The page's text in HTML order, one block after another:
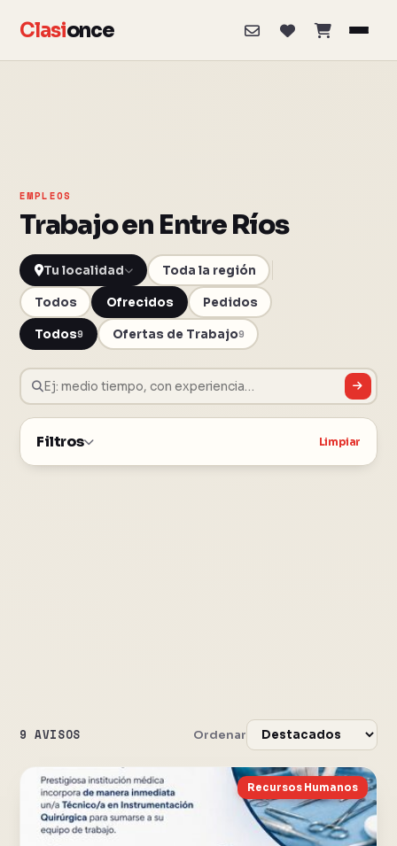
Clasionce
EMPLEOS
Trabajo en Entre Ríos
Toda la región
Todos Ofrecidos Pedidos
Todos9 Ofertas de Trabajo9
Filtros Limpiar
9 AVISOS Ordenar
Recursos Humanos